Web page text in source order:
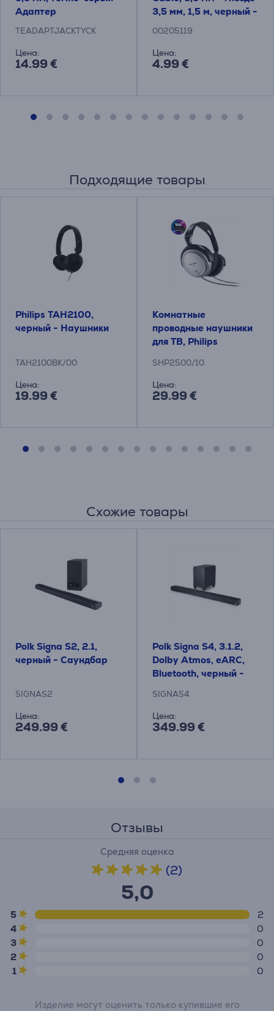
Адаптер
TEADAPTJACKTYCK
Цена:
14.99 €
3,5 мм, 1,5 м, черный -
Кабель
00205119
Цена:
4.99 €
Подходящие товары
Philips TAH2100,
черный - Наушники
TAH2100BK/00
Цена:
19.99 €
Комнатные
проводные наушники
для ТВ, Philips
SHP2500/10
Цена:
29.99 €
Схожие товары
Polk Signa S2, 2.1,
черный - Саундбар
SIGNAS2
Цена:
249.99 €
Polk Signa S4, 3.1.2,
Dolby Atmos, eARC,
Bluetooth, черный -
SIGNAS4
Цена:
349.99 €
Отзывы
Средняя оценка
(2)
5,0
5
2
4
0
3
0
2
0
1
0
Изделие могут оценить только купившие его